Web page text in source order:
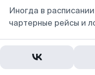
Иногда в
чартерные рейсы и